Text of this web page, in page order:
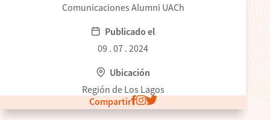
Comunicaciones Alumni UACh
Publicado el
09 . 07 . 2024
Ubicación
Región de Los Lagos
Compartir